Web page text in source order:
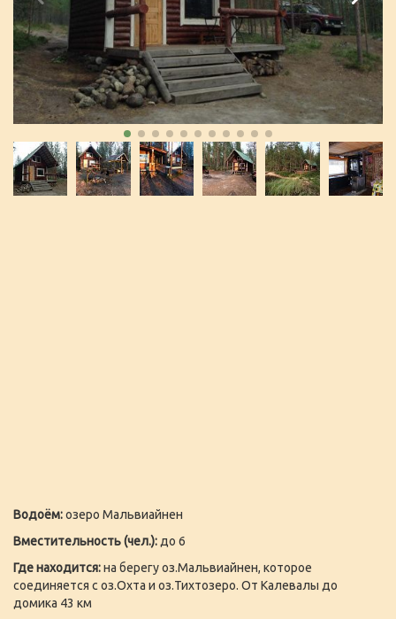
Водоём:озеро Мальвиайнен
Вместительность (чел.): до 6
Где находится:на берегу оз.Мальвиайнен, которое
соединяется с оз.Охта и оз.Тихтозеро. От Калевалы до
домика 43 км